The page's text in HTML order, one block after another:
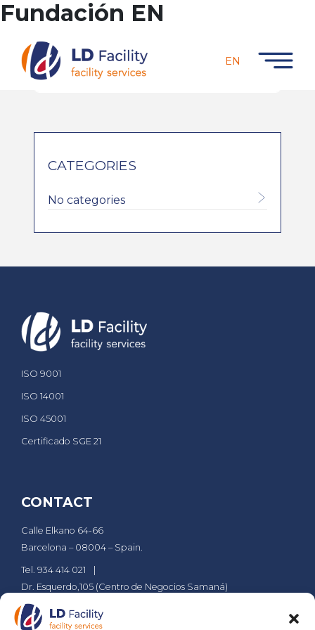
EN
Fundación EN
CATEGORIES
No categories
ISO 9001
ISO 14001
ISO 45001
Certificado SGE 21
CONTACT
Calle Elkano 64-66
Barcelona – 08004 – Spain.
Tel. 934 414 021
Dr. Esquerdo,105 (Centro de Negocios Samaná)
Madrid – 28007 Spain.
Tel. 911 610 029